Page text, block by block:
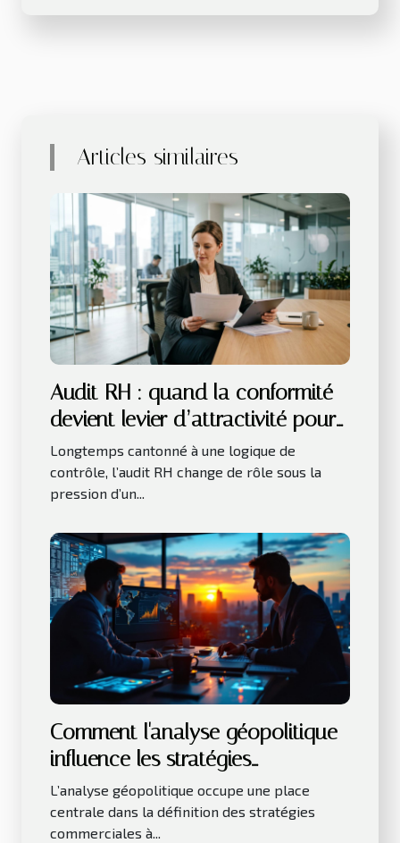
Articles similaires
Audit RH : quand la conformité
devient levier d’attractivité pour
les talents
Longtemps cantonné à une logique de
contrôle, l’audit RH change de rôle sous la
pression d’un...
Comment l'analyse géopolitique
influence les stratégies
commerciales ?
L’analyse géopolitique occupe une place
centrale dans la définition des stratégies
commerciales à...